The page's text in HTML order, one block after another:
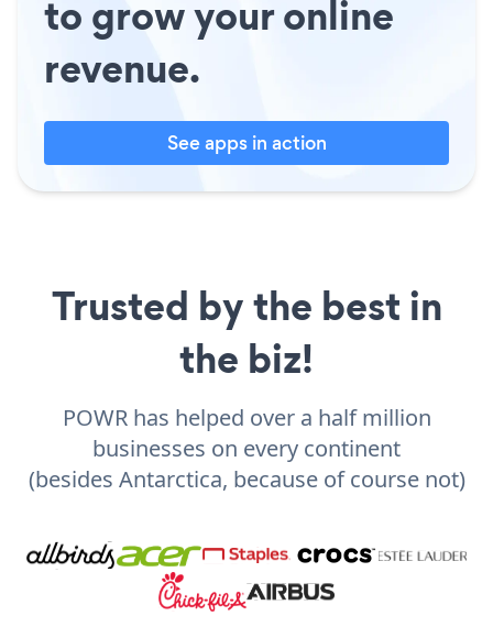
to grow your online
revenue.
See apps in action
Trusted by the best in
the biz!
POWR has helped over a half million
businesses on every continent
(besides Antarctica, because of course not)